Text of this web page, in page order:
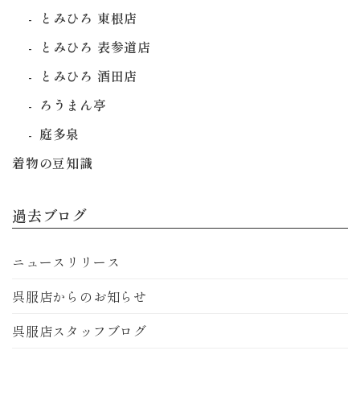
とみひろ 東根店
とみひろ 表参道店
とみひろ 酒田店
ろうまん亭
庭多泉
着物の豆知識
過去ブログ
ニュースリリース
呉服店からのお知らせ
呉服店スタッフブログ